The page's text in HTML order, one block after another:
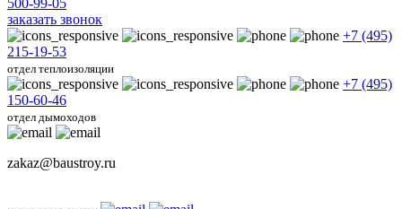
500-99-05
заказать звонок
+7 (495)
215-19-53
отдел теплоизоляции
+7 (495)
150-60-46
отдел дымоходов
zakaz@baustroy.ru